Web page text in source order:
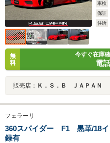
車検
保証
住所
無
料
今すぐ在庫
電
販売店： Ｋ．Ｓ．Ｂ ＪＡＰＡＮ
フェラーリ
360スパイダー F1 黒革/18イ
録有